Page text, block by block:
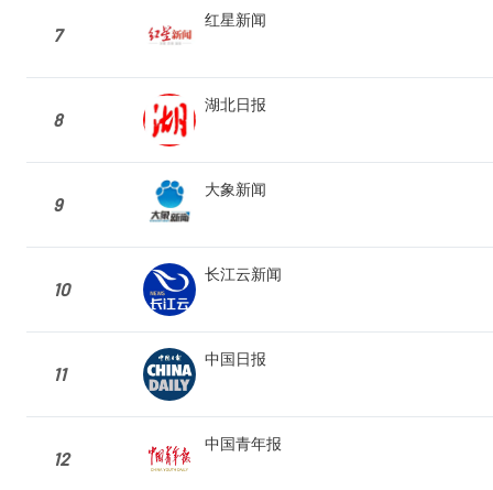
7
红星新闻
8
湖北日报
9
大象新闻
10
长江云新闻
11
中国日报
12
中国青年报